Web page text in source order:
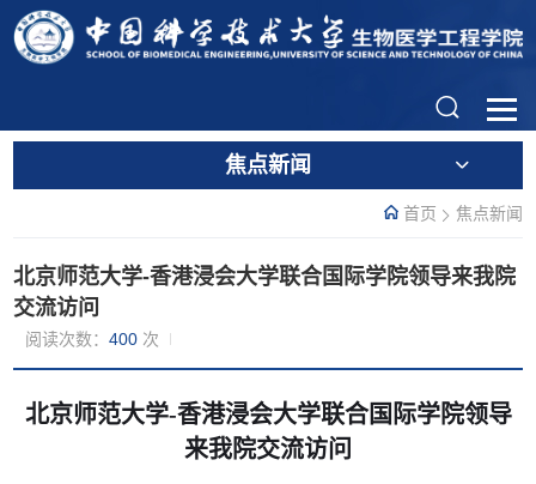
焦点新闻
首页 焦点新闻
北京师范大学-香港浸会大学联合国际学院领导来我院
交流访问
阅读次数：400 次
北京师范大学-香港浸会大学联合国际学院领导
来我院交流访问